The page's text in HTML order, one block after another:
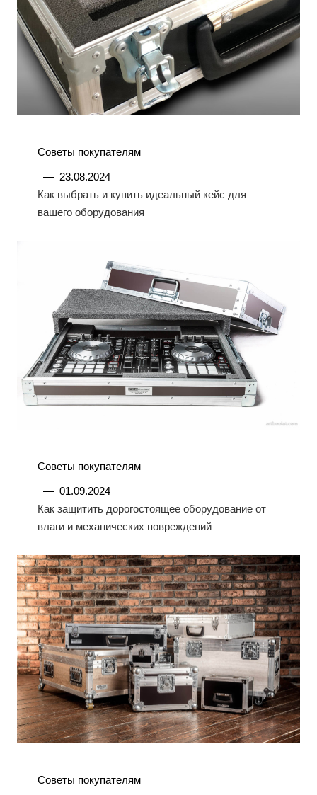
Советы покупателям
— 23.08.2024
Как выбрать и купить идеальный кейс для
вашего оборудования
Советы покупателям
— 01.09.2024
Как защитить дорогостоящее оборудование от
влаги и механических повреждений
Советы покупателям